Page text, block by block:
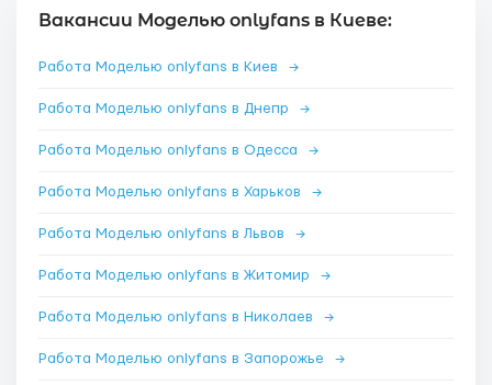
Вакансии Моделью onlyfans в Киеве:
Работа Моделью onlyfans в Киев →
Работа Моделью onlyfans в Днепр →
Работа Моделью onlyfans в Одесса →
Работа Моделью onlyfans в Харьков →
Работа Моделью onlyfans в Львов →
Работа Моделью onlyfans в Житомир →
Работа Моделью onlyfans в Николаев →
Работа Моделью onlyfans в Запорожье →